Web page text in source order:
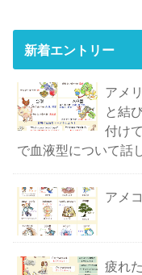
新着エントリー
アメ
と結
付け
で血液型について話
アメ
疲れ